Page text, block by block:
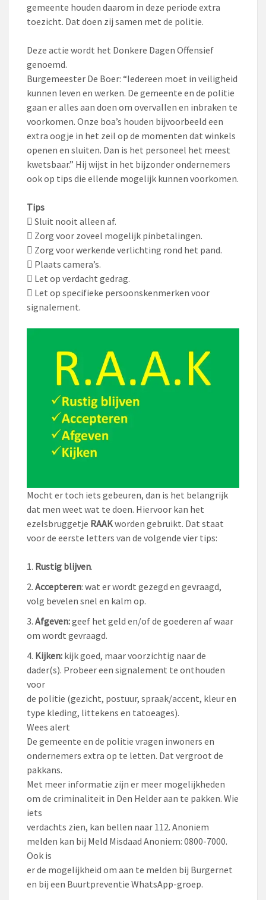
gemeente houden daarom in deze periode extra
toezicht. Dat doen zij samen met de politie.
Deze actie wordt het Donkere Dagen Offensief
genoemd.
Burgemeester De Boer: “Iedereen moet in veiligheid
kunnen leven en werken. De gemeente en de politie
gaan er alles aan doen om overvallen en inbraken te
voorkomen. Onze boa’s houden bijvoorbeeld een
extra oogje in het zeil op de momenten dat winkels
openen en sluiten. Dan is het personeel het meest
kwetsbaar.” Hij wijst in het bijzonder ondernemers
ook op tips die ellende mogelijk kunnen voorkomen.
Tips
 Sluit nooit alleen af.
 Zorg voor zoveel mogelijk pinbetalingen.
 Zorg voor werkende verlichting rond het pand.
 Plaats camera’s.
 Let op verdacht gedrag.
 Let op specifieke persoonskenmerken voor
signalement.
Mocht er toch iets gebeuren, dan is het belangrijk
dat men weet wat te doen. Hiervoor kan het
ezelsbruggetje RAAKworden gebruikt. Dat staat
voor de eerste letters van de volgende vier tips:
Rustig blijven.
Accepteren: wat er wordt gezegd en gevraagd,
volg bevelen snel en kalm op.
Afgeven:geef het geld en/of de goederen af waar
om wordt gevraagd.
Kijken: kijk goed, maar voorzichtig naar de
dader(s). Probeer een signalement te onthouden
voor
de politie (gezicht, postuur, spraak/accent, kleur en
type kleding, littekens en tatoeages).
Wees alert
De gemeente en de politie vragen inwoners en
ondernemers extra op te letten. Dat vergroot de
pakkans.
Met meer informatie zijn er meer mogelijkheden
om de criminaliteit in Den Helder aan te pakken. Wie
iets
verdachts zien, kan bellen naar 112. Anoniem
melden kan bij Meld Misdaad Anoniem: 0800-7000.
Ook is
er de mogelijkheid om aan te melden bij Burgernet
en bij een Buurtpreventie WhatsApp-groep.